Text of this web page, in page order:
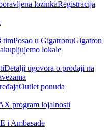
lozinkaRegistracija
timPosao u GigatronuGigatron
lokale
Detalji ugovora o prodaji na
Outlet ponuda
program lojalnosti
i Ambasade